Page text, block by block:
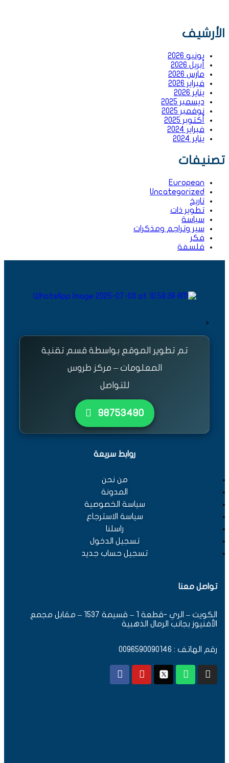
الأرشيف
يونيو 2026
أبريل 2026
مارس 2026
فبراير 2026
يناير 2026
ديسمبر 2025
نوفمبر 2025
أكتوبر 2025
فبراير 2024
يناير 2024
تصنيفات
European
Uncategorized
تاريخ
تطوير ذات
سياسة
سير وتراجم ومذكرات
فكر
فلسفة
<
تم تطوير الموقع بواسطة قسم تقنية
المعلومات – مركز طروس
للتواصل
٩٨٧٥٣٤٩٠
روابط سريعة
من نحن
المدونة
سياسة الخصوصية
سياسة الاسترجاع
راسلنا
تسجيل الدخول
تسجيل حساب جديد
تواصل معنا
الكويت – الري -قطعة 1 – قسيمة 1537 – مقابل مجمع
الأفنيوز بجانب الرمال الذهبية
رقم الهاتف : 0096590090146